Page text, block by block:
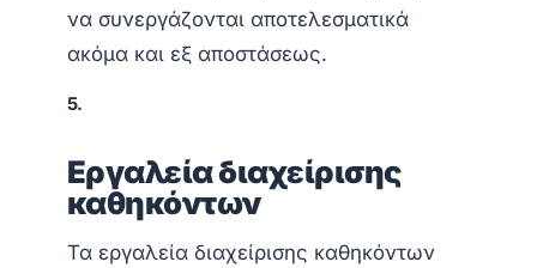
να συνεργάζονται αποτελεσματικά
ακόμα και εξ αποστάσεως.
5.
Εργαλεία διαχείρισης
καθηκόντων
Τα εργαλεία διαχείρισης καθηκόντων